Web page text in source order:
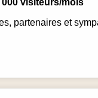
000 visiteurs/mois
partenaires et